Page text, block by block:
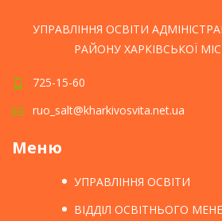
УПРАВЛІННЯ ОСВІТИ
РАЙОНУ ХАРКІВСЬКОЇ
725-15-60
ruo_salt@kharkivosvita.net.ua
Меню
УПРАВЛІННЯ ОСВІТИ
ВІДДІЛ ОСВІТНЬОГО